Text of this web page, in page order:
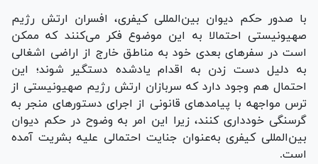
با صدور حکم دیوان بین‌المللی کیفری، افسران ارتش رژیم
صهیونیستی احتمالا به این موضوع فکر می‌کنند که ممکن
است در سفر‌های بعدی خود به مناطق خارج از اراضی اشغالی
به دلیل دست زدن به اقدام یادشده دستگیر شوند؛ این
احتمال هم وجود دارد که سربازان ارتش رژیم صهیونیستی از
ترس مواجهه با پیامد‌های قانونی از اجرای دستور‌های منجر به
گرسنگی خودداری کنند، زیرا این امر به وضوح در حکم دیوان
بین‌المللی کیفری به‌عنوان جنایت احتمالی علیه بشریت آمده
است.